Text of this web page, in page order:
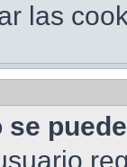
las
se